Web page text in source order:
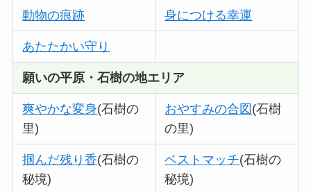
動物の痕跡 身につける幸運
あたたかい守り
願いの平原・石樹の地エリア
爽やかな変身(石樹の
里)
おやすみの合図 (石樹
の里)
掴んだ残り香(石樹の
秘境)
ベストマッチ(石樹の
秘境)